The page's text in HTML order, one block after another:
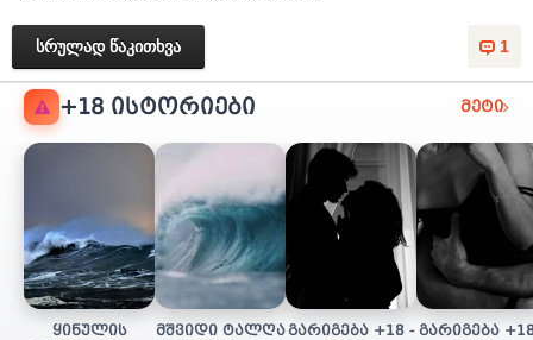
1
სრულად წაკითხვა
+18 ᲘᲡᲢᲝᲠᲘᲔᲑᲘ მეტი
ყინულის
მშვიდი ტალღაგარიგება +18 - გარიგება